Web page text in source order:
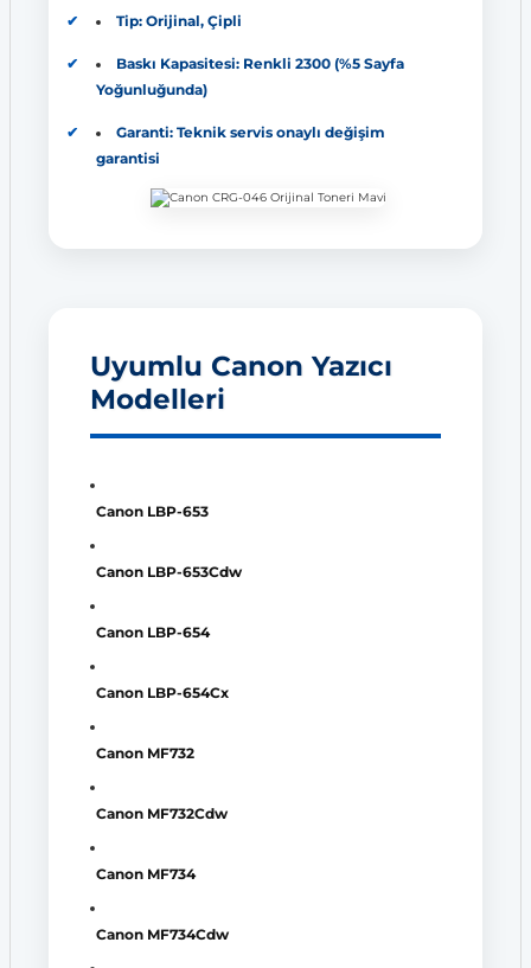
Tip: Orijinal, Çipli
Baskı Kapasitesi: Renkli 2300 (%5 Sayfa
Yoğunluğunda)
Garanti: Teknik servis onaylı değişim
garantisi
Uyumlu Canon Yazıcı
Modelleri
Canon LBP-653
Canon LBP-653Cdw
Canon LBP-654
Canon LBP-654Cx
Canon MF732
Canon MF732Cdw
Canon MF734
Canon MF734Cdw